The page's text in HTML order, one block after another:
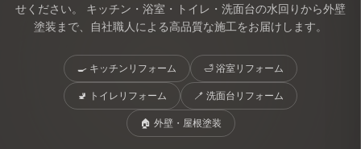
せください。 キッチン・浴室・トイレ・洗面台の水回りから外壁
塗装まで、自社職人による高品質な施工をお届けします。
🍳 キッチンリフォーム 🛁浴室リフォーム
🚽 トイレリフォーム 🪥 洗面台リフォーム
🏠 外壁・屋根塗装